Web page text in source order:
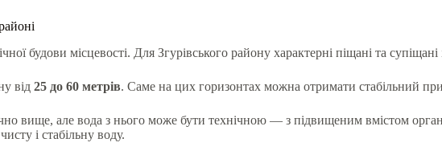
будови місцевості. Для Згурівського району характерні піщані та
від 25 до 60 метрів. Саме на цих горизонтах можна отримати стабільний
вище, але вода з нього може бути технічною — з підвищеним вмістом
і стабільну воду.